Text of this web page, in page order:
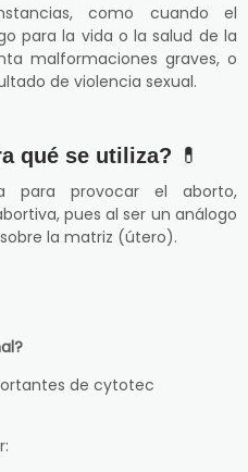
como cuando el
para la vida o la salud de la
malformaciones graves, o
de violencia sexual.
qué se utiliza? 💊
para provocar el aborto,
pues al ser un análogo
la matriz (útero).
de cytotec